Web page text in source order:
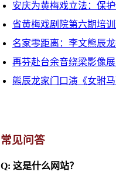
安庆为黄梅戏立法：保
省黄梅戏剧院第六期培
名家零距离：李文熊辰
再芬赴台余音绕梁影像
熊辰龙家门口演《女驸
常见问答
Q: 这是什么网站？